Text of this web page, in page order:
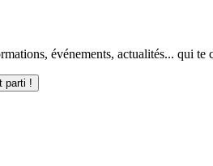
événements, actualités... qui te
parti !